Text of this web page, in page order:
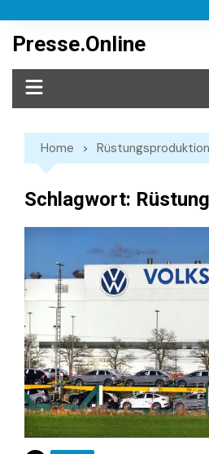
content
Presse.Online
Home Rüstungsproduktion
Schlagwort: